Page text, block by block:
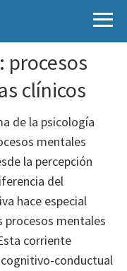
procesos
clínicos
de la psicología
mentales
la percepción
del
hace especial
procesos mentales
corriente
conductual